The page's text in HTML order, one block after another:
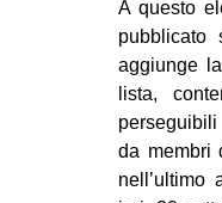
A questo
pubblicato
aggiunge
lista,
da membri
nell’ultimo